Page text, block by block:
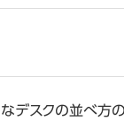
デスクの並べ方の